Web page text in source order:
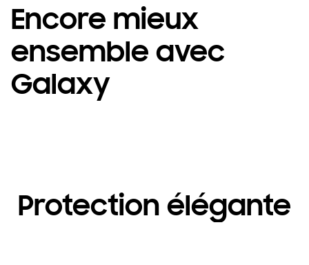
Encore mieux
ensemble avec
Galaxy
Protection élégante